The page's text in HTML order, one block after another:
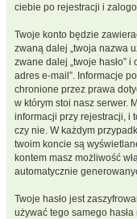
ciebie po rejestracji i
Twoje konto będzie
zwaną dalej „twoja nazwa
zwane dalej „twoje hasło”
adres e-mail”. Informacje
chronione przez prawa
w którym stoi nasz serwer.
informacji przy rejestracji, i
czy nie. W każdym
twoim koncie są
kontem masz możliwość
automatycznie
Twoje hasło jest
używać tego samego